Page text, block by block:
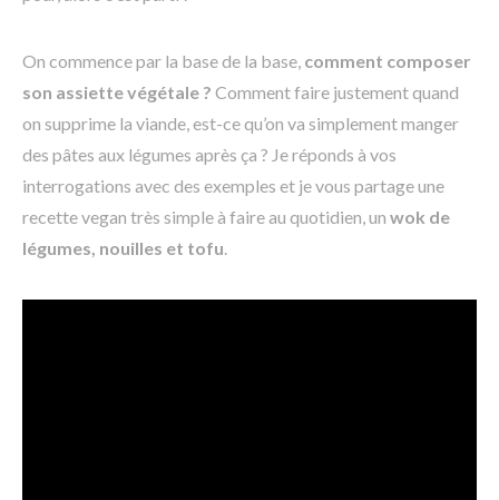
On commence par la base de la base, comment composer
son assiette végétale ? Comment faire justement quand
on supprime la viande, est-ce qu’on va simplement manger
des pâtes aux légumes après ça ? Je réponds à vos
interrogations avec des exemples et je vous partage une
recette vegan très simple à faire au quotidien, un wok de
légumes, nouilles et tofu